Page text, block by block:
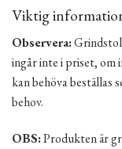
Viktig
Observera:
ingår inte i priset, om
kan behöva beställas
behov.
OBS:Produkten är